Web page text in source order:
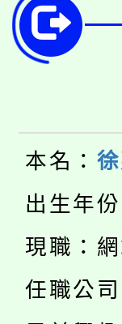
開!
115
桃
視
半
者。
大
份
大
份教
淨
會
程
「
8/
本名：
出生年
現職：
任職公司